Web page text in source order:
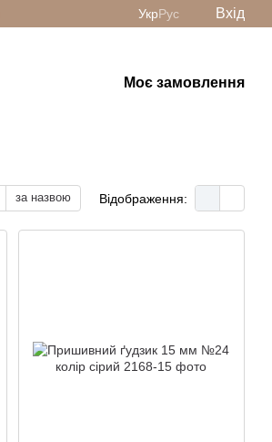
УкрРус Вхід
Моє замовлення
за назвою Відображення: